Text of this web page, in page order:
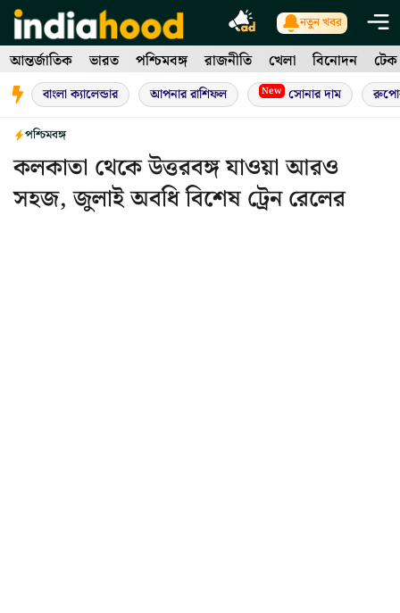
Skip
to
content
নতুন খবর
আন্তর্জাতিক ভারত পশ্চিমবঙ্গ রাজনীতি খেলা বিনোদন টেক
বাংলা ক্যালেন্ডার আপনার রাশিফল New সোনার দাম
পশ্চিমবঙ্গ
কলকাতা থেকে উত্তরবঙ্গ যাওয়া আরও
সহজ, জুলাই অবধি বিশেষ ট্রেন রেলের